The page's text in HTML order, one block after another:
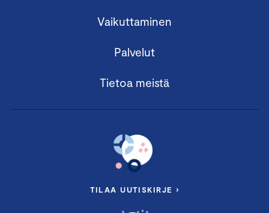
Vaikuttaminen
Palvelut
Tietoa meistä
TILAA UUTISKIRJE ›